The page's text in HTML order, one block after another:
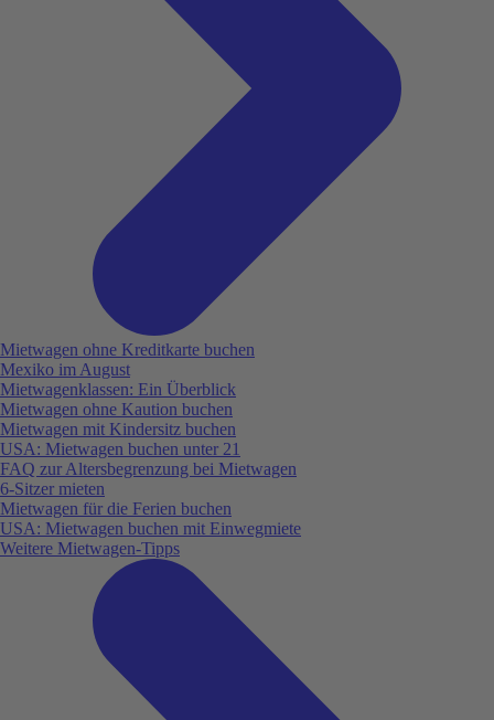
Mietwagen ohne Kreditkarte buchen
Mexiko im August
Mietwagenklassen: Ein Überblick
Mietwagen ohne Kaution buchen
Mietwagen mit Kindersitz buchen
USA: Mietwagen buchen unter 21
FAQ zur Altersbegrenzung bei Mietwagen
6-Sitzer mieten
Mietwagen für die Ferien buchen
USA: Mietwagen buchen mit Einwegmiete
Weitere Mietwagen-Tipps